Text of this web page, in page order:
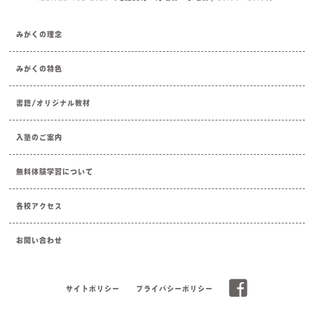
みがくの理念
みがくの特色
書籍/オリジナル教材
入塾のご案内
無料体験学習について
各校アクセス
お問い合わせ
サイトポリシー プライバシーポリシー